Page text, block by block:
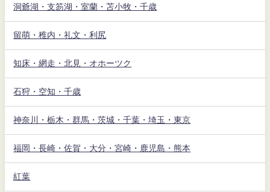
洞爺湖・支笏湖・室蘭・苫小牧・千歳
留萌・稚内・礼文・利尻
知床・網走・北見・オホーツク
石狩・空知・千歳
神奈川・栃木・群馬・茨城・千葉・埼玉・東京
福岡・長崎・佐賀・大分・宮崎・鹿児島・熊本
紅葉